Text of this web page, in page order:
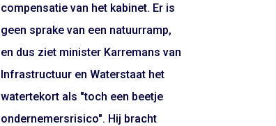
compensatie van het kabinet. Er is
geen sprake van een natuurramp,
en dus ziet minister Karremans van
Infrastructuur en Waterstaat het
watertekort als "toch een beetje
ondernemersrisico". Hij bracht